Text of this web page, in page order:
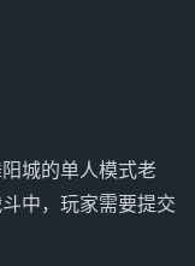
城的单人模式老
中，玩家需要提交